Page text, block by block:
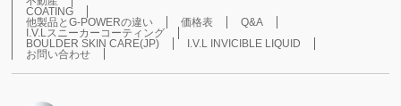
COATING
他製品とG-POWERの違い
価格表
Q&A
I.V.Lスニーカーコーティング
BOULDER SKIN CARE(JP)
I.V.L INVICIBLE LIQUID
お問い合わせ